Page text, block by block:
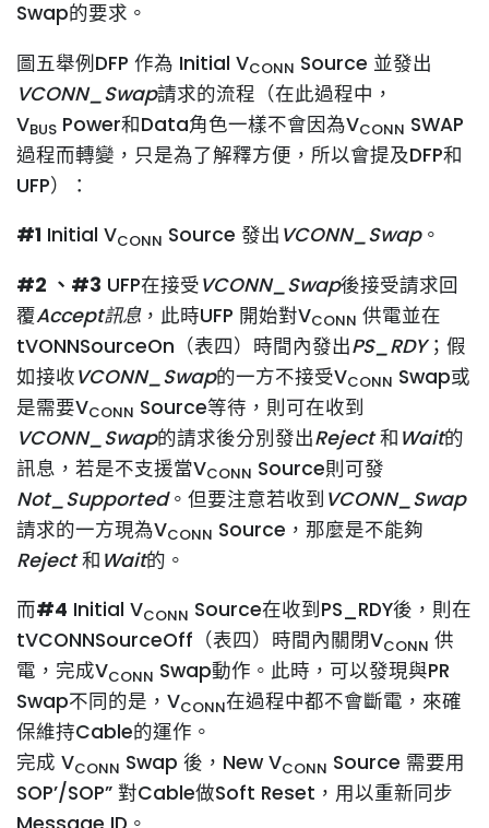
Swap的要求。
圖五舉例DFP 作為 Initial VCONN Source 並發出
VCONN_Swap請求的流程（在此過程中，
VBUS Power和Data角色一樣不會因為VCONN SWAP
過程而轉變，只是為了解釋方便，所以會提及DFP和
UFP）：
#1 Initial VCONN Source 發出 VCONN_Swap。
#2 、#3 UFP在接受VCONN_Swap後接受請求回
覆Accept訊息，此時UFP 開始對VCONN 供電並在
tVONNSourceOn（表四）時間內發出PS_RDY；假
如接收VCONN_Swap的一方不接受VCONN Swap或
是需要VCONN Source等待，則可在收到
VCONN_Swap的請求後分別發出Reject 和 Wait的
訊息，若是不支援當VCONN Source則可發
Not_Supported。但要注意若收到 VCONN_Swap
請求的一方現為VCONN Source，那麼是不能夠
Reject 和 Wait的。
而#4 Initial VCONN Source在收到PS_RDY後，則在
tVCONNSourceOff（表四）時間內關閉VCONN 供
電，完成VCONN Swap動作。此時，可以發現與PR
Swap不同的是，VCONN在過程中都不會斷電，來確
保維持Cable的運作。
完成 VCONN Swap 後，New VCONN Source 需要用
SOP’/SOP” 對Cable做Soft Reset，用以重新同步